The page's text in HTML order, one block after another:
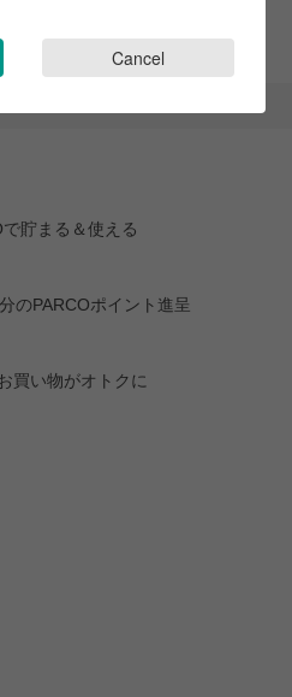
貯まる＆使える
のPARCOポイント進呈
買い物がオトクに
Cancel